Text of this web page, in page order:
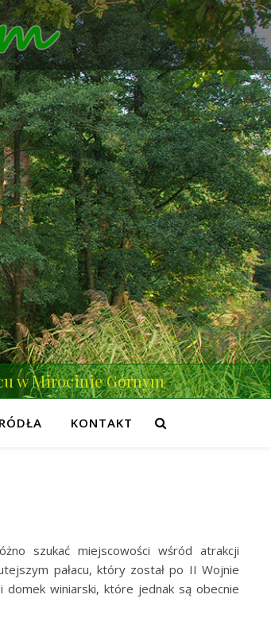
w Mirocinie Górnym
KONTAKT
szukać miejscowości wśród atrakcji
pałacu, który został po II Wojnie
winiarski, które jednak są obecnie